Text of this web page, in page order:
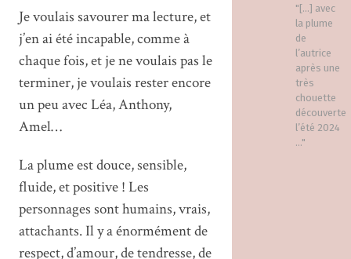
"[…] avec
la plume
de
l’autrice
après une
très
chouette
découverte
l’été 2024
..."
Je voulais savourer ma lecture, et
j’en ai été incapable, comme à
chaque fois, et je ne voulais pas le
terminer, je voulais rester encore
un peu avec Léa, Anthony,
Amel…
La plume est douce, sensible,
fluide, et positive ! Les
personnages sont humains, vrais,
attachants. Il y a énormément de
respect, d’amour, de tendresse, de